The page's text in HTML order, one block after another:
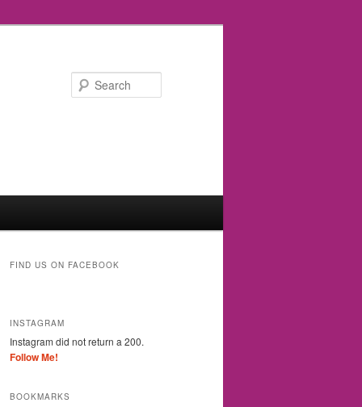
FIND US ON FACEBOOK
INSTAGRAM
Instagram did not return a 200.
Follow Me!
BOOKMARKS